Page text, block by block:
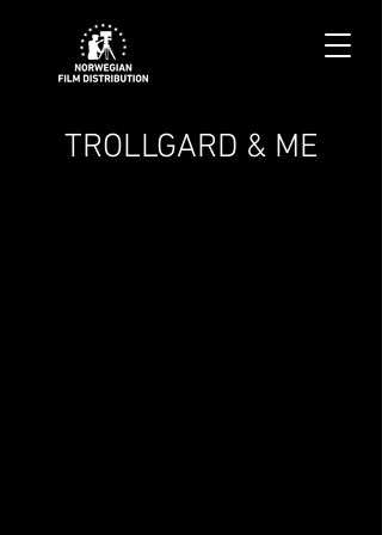
TROLLGARD & ME